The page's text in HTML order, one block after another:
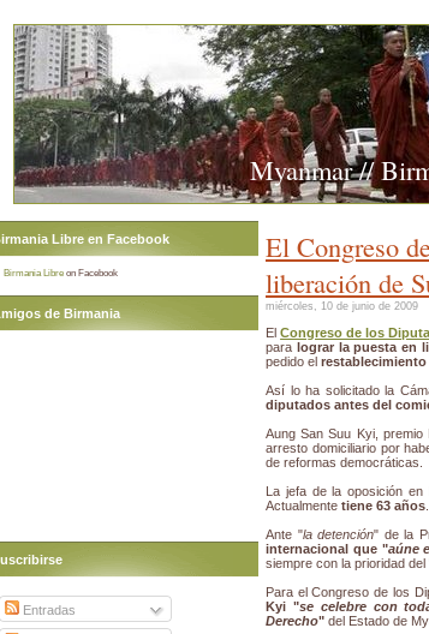
Myanmar //
El Congreso
liberación de
miércoles, 10 de junio de 2009
ElCongreso de los
para lograr la puesta en
pedido el
Así lo ha solicitado la
diputados antes del
Aung San Suu Kyi,
arresto domiciliario por
de reformas democráticas.
La jefa de la oposición
Actualmente tiene 63 años
Ante "la detención" de la
internacional que "aúne
siempre con la prioridad del
Para el Congreso de los
Kyi "se celebre con
Derecho" del Estado de
Libre en Facebook
Birmania Libre on Facebook
de Birmania
Entradas